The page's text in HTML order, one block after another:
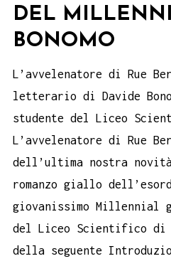
DEL
BONOMO
L’avvelenatore di Rue
letterario di Davide
studente del Liceo
L’avvelenatore di Rue
dell’ultima nostra
romanzo giallo
giovanissimo Millennial
del Liceo Scientifico di
della seguente